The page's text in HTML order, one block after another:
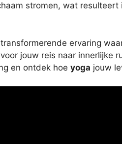
stromen, wat resulteert
ervaring
jouw reis naar innerlijke
en ontdek hoe yoga jouw